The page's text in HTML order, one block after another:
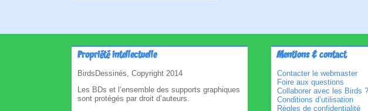
Propriété intellectuelle
BirdsDessinés, Copyright 2014
Les BDs et l’ensemble des supports graphiques
sont protégés par droit d’auteurs.
Mentions & contact
Contacter le webmaster
Foire aux questions
Collaborer avec les Birds ?
Conditions d’utilisation
Règles de confidentialité